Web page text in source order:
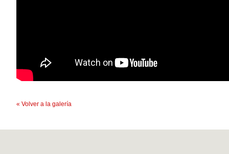
« Volver a la galería